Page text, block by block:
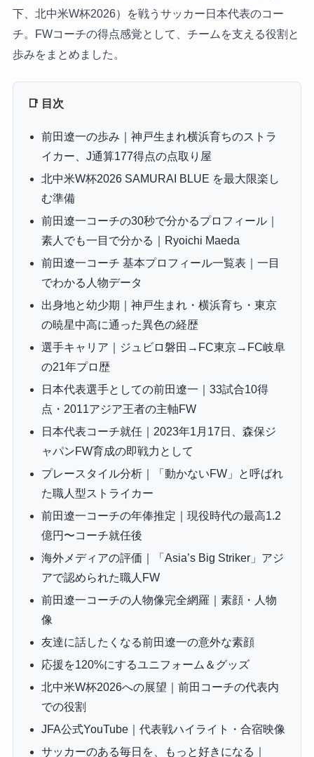
下、北中米W杯2026）を戦うサッカー日本代表のコー
チ。FWコーチの得点感覚として、チームを支える役割と
歩みをまとめました。
📑 目次
前田遼一の歩み｜神戸生まれ横浜育ちのストラ
イカー、J通算177得点の点取り屋
北中米W杯2026 SAMURAI BLUE を最大限楽し
む準備
前田遼一コーチの30秒で分かるプロフィール｜
素人でも一目で分かる｜Ryoichi Maeda
前田遼一コーチ 基本プロフィール一覧表｜一目
でわかる人物データ
出身地と幼少期｜神戸生まれ・横浜育ち・東京
の暁星中高に通った異色の経歴
選手キャリア｜ジュビロ磐田→FC東京→FC岐阜
の21年プロ歴
日本代表選手としての前田遼一｜33試合10得
点・2011アジア王者の主軸FW
日本代表コーチ就任｜2023年1月17日、森保ジ
ャパンFW育成の即戦力として
プレースタイル分析｜「動かないFW」と呼ばれ
た職人型ストライカー
前田遼一コーチの年俸推定｜現役時代の最高1.2
億円〜コーチ就任後
海外メディアの評価｜「Asia’s Big Striker」アジ
アで認められた職人FW
前田遼一コーチの人物像完全網羅｜素顔・人物
像
友達に話したくなる前田遼一の意外な素顔
応援を120%にするユニフォーム＆グッズ
北中米W杯2026への展望｜前田コーチの代表内
での役割
JFA公式YouTube｜代表戦ハイライト・合宿映像
サッカーのある毎日を、もっと好きになる｜